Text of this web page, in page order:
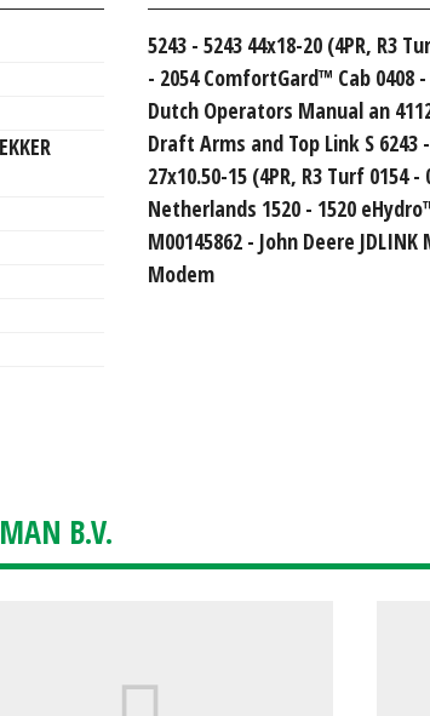
5243 - 5243 44x18-20 (4PR, R3
- 2054 ComfortGard™ Cab 0408 -
Dutch Operators Manual an
Draft Arms and Top Link S 6243
27x10.50-15 (4PR, R3 Turf 0154 -
Netherlands 1520 - 1520
M00145862 - John Deere JDLINK
Modem
B.V.